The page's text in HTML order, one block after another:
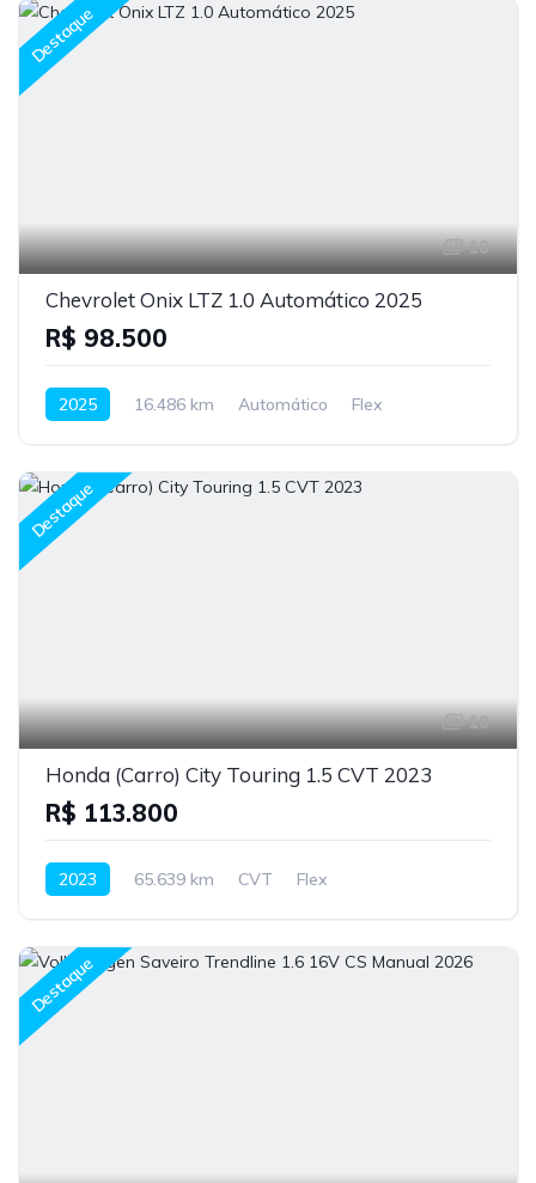
Destaque
10
Chevrolet Onix LTZ 1.0 Automático 2025
R$ 98.500
2025 16.486 km Automático Flex
Destaque
10
Honda (Carro) City Touring 1.5 CVT 2023
R$ 113.800
2023 65.639 km CVT Flex
Destaque